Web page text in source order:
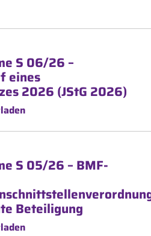
S 06/26 –
eines
2026 (JStG 2026)
S 05/26 – BMF-
Beteiligung